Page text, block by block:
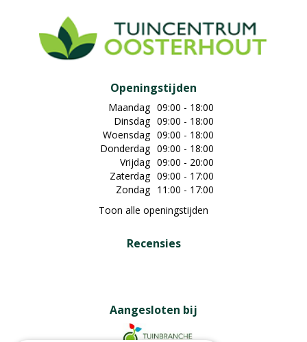
Openingstijden
Maandag 09:00 - 18:00
Dinsdag 09:00 - 18:00
Woensdag 09:00 - 18:00
Donderdag 09:00 - 18:00
Vrijdag 09:00 - 20:00
Zaterdag 09:00 - 17:00
Zondag 11:00 - 17:00
Toon alle openingstijden
Recensies
Aangesloten bij